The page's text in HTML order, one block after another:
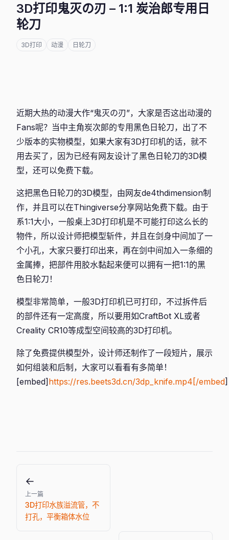
3D打印鬼灭の刃 – 1:1 炭治郎专用日
轮刀
3D打印 动漫 日轮刀
近期大热的动漫大作“鬼灭の刃”，大家是否这出动漫的
Fans呢？当中主角炭次郞的专用黑色日轮刀，出了不
少版本的实物模型，如果大家有3D打印机的话，就不
用去买了，因为已经有网友设计了黑色日轮刀的3D模
型，还可以免费下载。
这把黑色日轮刀的3D模型，由网友de4thdimension制
作，并且可以在Thingiverse分享网站免费下载。由于
系1:1大小，一般桌上3D打印机是不可能打印这么长的
物件，所以设计师把模型斩件，并且在剑身中间加了一
个小孔，大家只要打印出来，再在剑中间加入一条细的
金属捧，把部件用胶水黏起来便可以拥有一把1:1的黑
色日轮刀！
模型非常简单，一般3D打印机已可打印，不过拆件后
的部件还有一定高度，所以要用如CraftBot XL或者
Creality CR10等成型空间较高的3D打印机。
除了免费提供模型外，设计师还制作了一段短片，展示
如何组装和后制，大家可以看看有多简单！
[embed]https://res.beets3d.cn/3dp_knife.mp4[/embed]
←
上一篇
3D打印水族溢流管，不
打孔，平衡箱体水位